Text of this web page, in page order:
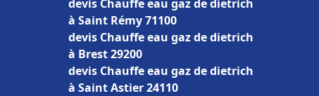
devis Chauffe eau gaz de dietrich
à Saint Rémy 71100
devis Chauffe eau gaz de dietrich
à Brest 29200
devis Chauffe eau gaz de dietrich
à Saint Astier 24110